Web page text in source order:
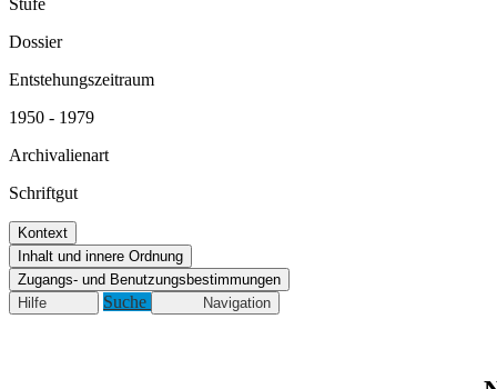
Dossier
Entstehungszeitraum
1950 - 1979
Archivalienart
Schriftgut
Kontext
Inhalt und innere Ordnung
Zugangs- und Benutzungsbestimmungen
Hilfe
Suche Navigation